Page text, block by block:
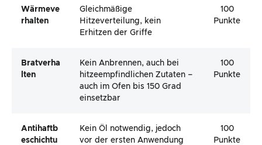
Wärmeve
Rhalten
Gleichmäßige
Hitzeverteilung, kein
Erhitzen der Griffe
100
Punkte
Bratverha
Lten
Kein Anbrennen, auch bei
hitzeempfindlichen Zutaten –
auch im Ofen bis 150 Grad
einsetzbar
100
Punkte
Antihaftb
Eschichtu
Kein Öl notwendig, jedoch
vor der ersten Anwendung
100
Punkte